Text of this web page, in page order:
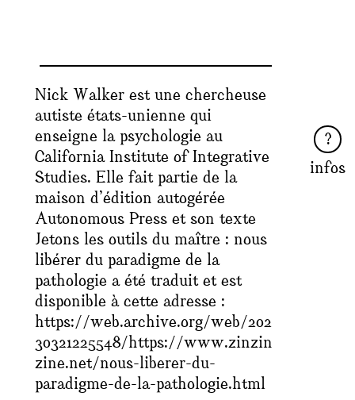
Nick Walker est une chercheuse
autiste états-unienne qui
enseigne la psychologie au
California Institute of Integrative
Studies. Elle fait partie de la
maison d’édition autogérée
Autonomous Press et son texte
Jetons les outils du maître : nous
libérer du paradigme de la
pathologie a été traduit et est
disponible à cette adresse :
https://web.archive.org/web/202
30321225548/https://www.zinzin
zine.net/nous-liberer-du-
paradigme-de-la-pathologie.html
infos